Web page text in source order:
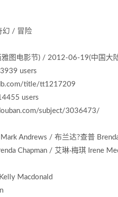
/ 冒险
图电影节) / 2012-06-19(中国大
users
title/tt1217209
users
subject/3036473/
/ 布兰达?查普 Brenda
/ 艾琳·梅琪 Irene
Macdonald